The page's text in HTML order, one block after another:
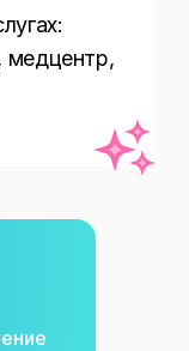
медцентр,